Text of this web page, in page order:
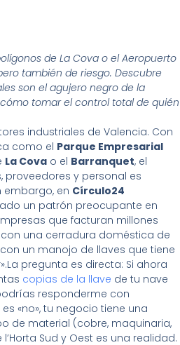
de La Cova o el Aeropuerto
también de riesgo. Descubre
son el agujero negro de la
tomar el control total de quién
industriales de Valencia. Con
como el Parque Empresarial
La Cova o el Barranquet, el
y personal es
embargo, en Círculo24
un patrón preocupante en
que facturan millones
una cerradura doméstica de
un manojo de llaves que tiene
pregunta es directa: Si ahora
copias de la llave de tu nave
responderme con
«no», tu negocio tiene una
de material (cobre, maquinaria,
Sud y Oest es una realidad.